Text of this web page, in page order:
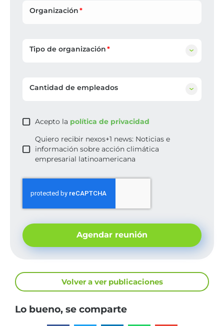
Organización
Tipo de organización
Cantidad de empleados
Acepto la política de privacidad
Quiero recibir nexos+1 news: Noticias e
información sobre acción climática
empresarial latinoamericana
Agendar reunión
Volver a ver publicaciones
Lo bueno, se comparte